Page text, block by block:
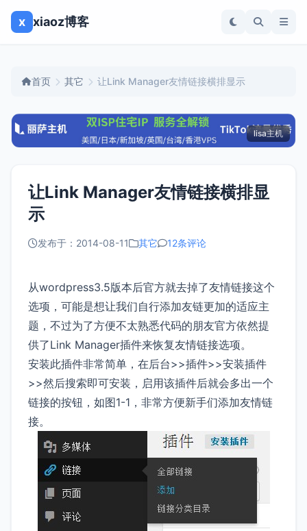
x xiaoz博客
首页 其它 让Link Manager友情链接横排显示
lisa主机
让Link Manager友情链接横排显
示
发布于：2014-08-11 其它 12条评论
从wordpress3.5版本后官方就去掉了友情链接这个
选项，可能是想让我们自行添加友链更加的适应主
题，不过为了方便不太熟悉代码的朋友官方依然提
供了Link Manager插件来恢复友情链接选项。
安装此插件非常简单，在后台>>插件>>安装插件
>>然后搜索即可安装，启用该插件后就会多出一个
链接的按钮，如图1-1，非常方便新手们添加友情链
接。